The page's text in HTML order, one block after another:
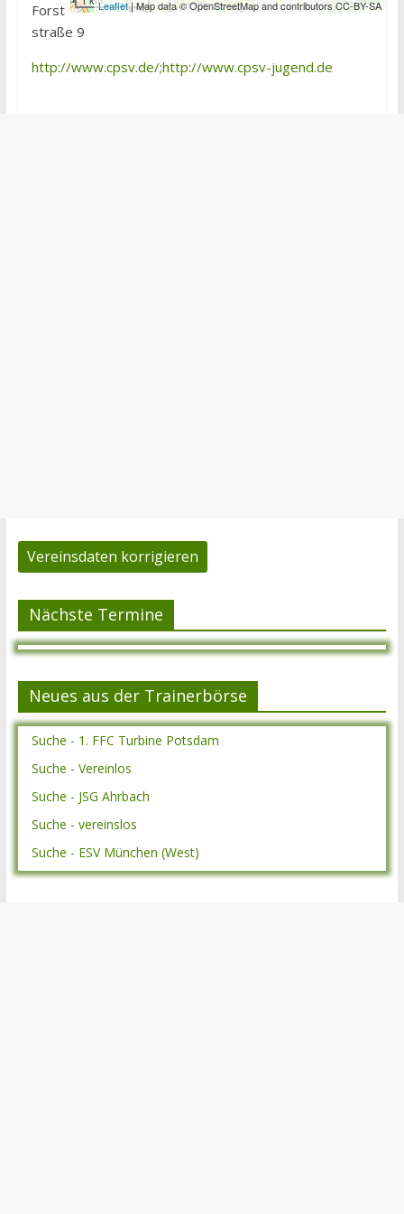
Leaflet| Map data © OpenStreetMap and contributors CC-BY-SA
Forst
straße 9
http://www.cpsv.de/;http://www.cpsv-jugend.de
Vereinsdaten korrigieren
Nächste Termine
Neues aus der Trainerbörse
Suche - 1. FFC Turbine Potsdam
Suche - Vereinlos
Suche - JSG Ahrbach
Suche - vereinslos
Suche - ESV München (West)